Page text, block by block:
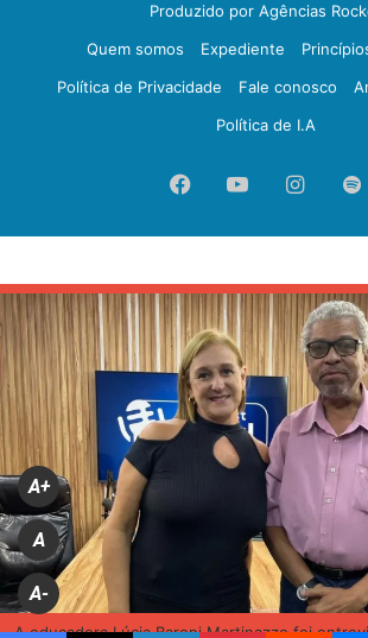
Produzido por Agências
Quem somos
Expediente
Política de Privacidade
Fale conosco
Política de I.A
FacebookYouTube
A+
A
A-
A educadora Lúcia Baroni Martinazzo foi